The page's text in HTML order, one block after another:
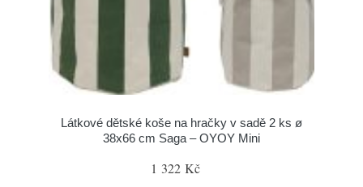
Látkové dětské koše na hračky v sadě 2 ks ø
38x66 cm Saga – OYOY Mini
1 322 Kč